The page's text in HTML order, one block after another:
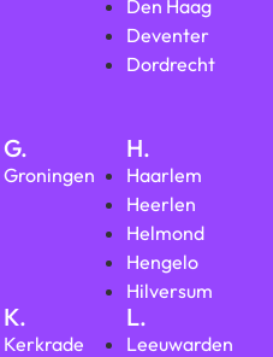
Den Haag
Deventer
Dordrecht
G.
Groningen
H.
Haarlem
Heerlen
Helmond
Hengelo
Hilversum
K.
Kerkrade
L.
Leeuwarden